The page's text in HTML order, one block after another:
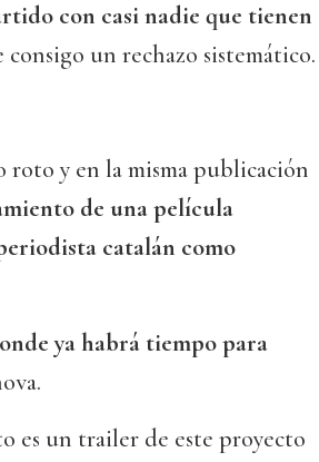
con casi nadie que tienen
consigo un rechazo sistemático.
roto y en la misma publicación
de una película
catalán como
ya habrá tiempo para
es un trailer de este proyecto